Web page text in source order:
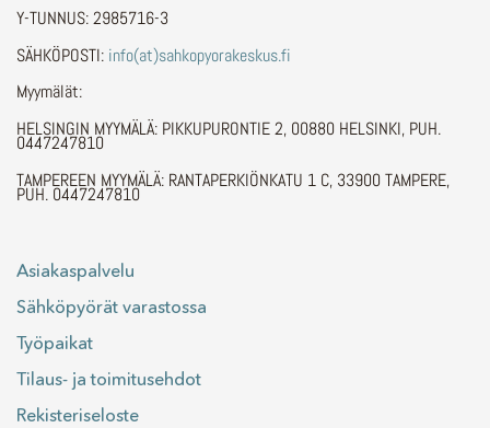
Y-TUNNUS: 2985716-3
SÄHKÖPOSTI: info(at)sahkopyorakeskus.fi
Myymälät:
HELSINGIN MYYMÄLÄ: PIKKUPURONTIE 2, 00880 HELSINKI, PUH.
0447247810
TAMPEREEN MYYMÄLÄ: RANTAPERKIÖNKATU 1 C, 33900 TAMPERE,
PUH. 0447247810
Asiakaspalvelu
Sähköpyörät varastossa
Työpaikat
Tilaus- ja toimitusehdot
Rekisteriseloste